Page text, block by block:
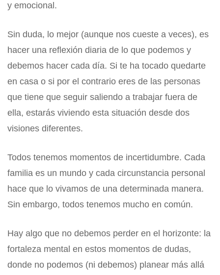
y emocional.
Sin duda, lo mejor (aunque nos cueste a veces), es
hacer una reflexión diaria de lo que podemos y
debemos hacer cada día. Si te ha tocado quedarte
en casa o si por el contrario eres de las personas
que tiene que seguir saliendo a trabajar fuera de
ella, estarás viviendo esta situación desde dos
visiones diferentes.
Todos tenemos momentos de incertidumbre. Cada
familia es un mundo y cada circunstancia personal
hace que lo vivamos de una determinada manera.
Sin embargo, todos tenemos mucho en común.
Hay algo que no debemos perder en el horizonte: la
fortaleza mental en estos momentos de dudas,
donde no podemos (ni debemos) planear más allá